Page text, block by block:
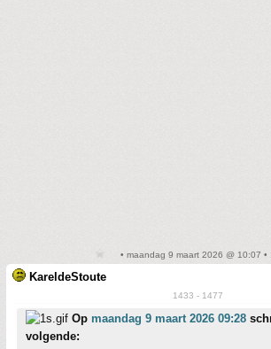
• maandag 9 maart 2026 @ 10:07 •
KareldeStoute
1433 - 1477
Op maandag 9 maart 2026 09:28
volgende: